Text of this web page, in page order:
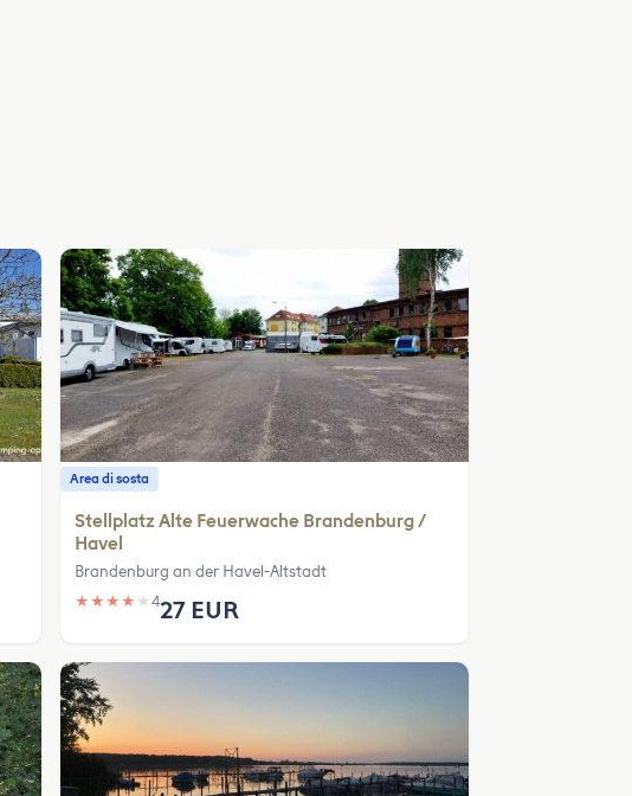
Area di sosta
Stellplatz Alte Feuerwache Brandenburg /
Havel
Brandenburg an der Havel-Altstadt
★ ★ ★ ★ ★ 427 EUR